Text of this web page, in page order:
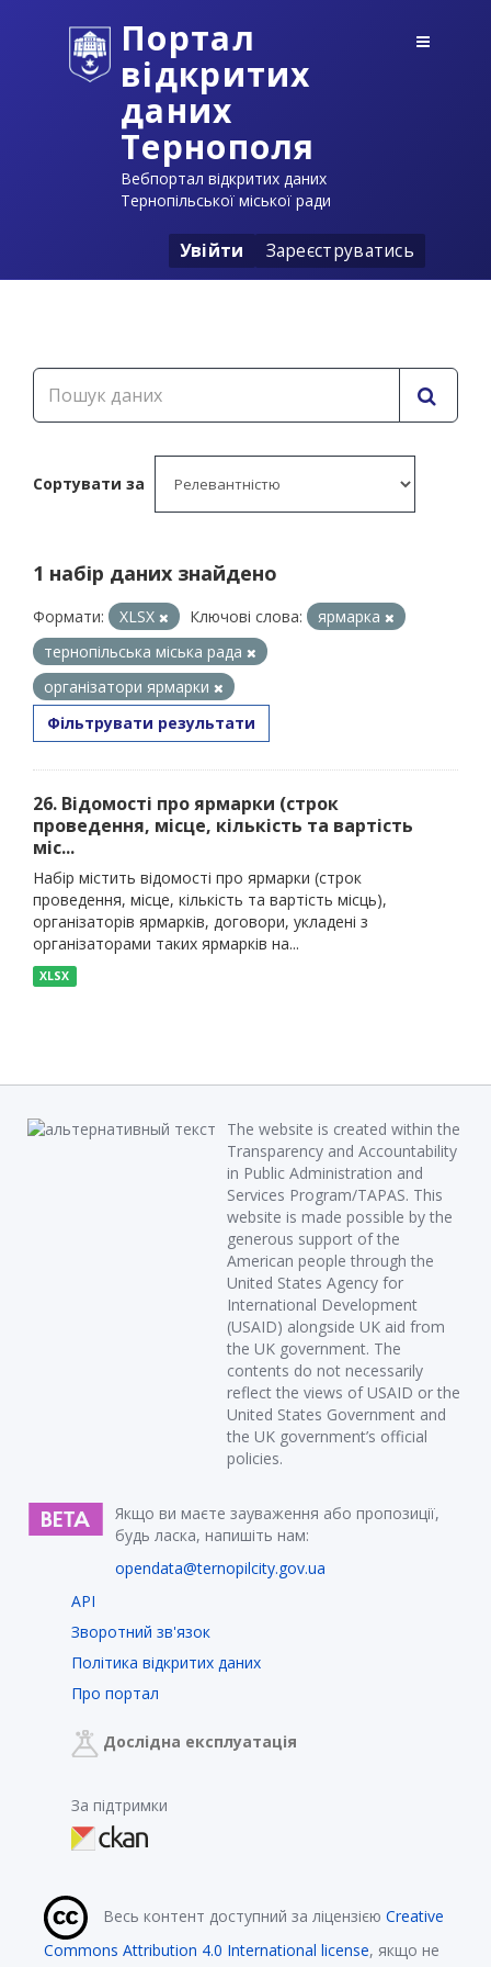
Портал
відкритих
даних
Тернополя
Вебпортал відкритих даних
Тернопільської міської ради
Увійти Зареєструватись
Сортувати за
1 набір даних знайдено
Формати: XLSX Ключові слова:
ярмарка
тернопільська міська рада
організатори ярмарки
Фільтрувати результати
26. Відомості про ярмарки (строк
проведення, місце, кількість та вартість
міс...
Набір містить відомості про ярмарки (строк
проведення, місце, кількість та вартість місць),
організаторів ярмарків, договори, укладені з
організаторами таких ярмарків на...
XLSX
The website is created within the
Transparency and Accountability
in Public Administration and
Services Program/TAPAS. This
website is made possible by the
generous support of the
American people through the
United States Agency for
International Development
(USAID) alongside UK aid from
the UK government. The
contents do not necessarily
reflect the views of USAID or the
United States Government and
the UK government’s official
policies.
Якщо ви маєте зауваження або пропозиції,
будь ласка, напишіть нам:
opendata@ternopilcity.gov.ua
API
Зворотний зв'язок
Політика відкритих даних
Про портал
Дослідна експлуатація
За підтримки
Весь контент доступний за ліцензією Creative
Commons Attribution 4.0 International license, якщо не